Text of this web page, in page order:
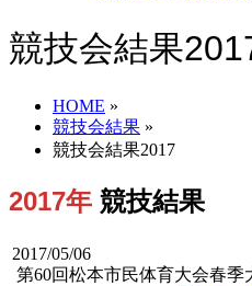
競技会結果
HOME »
競技会結果 »
競技会結果2017
2017年 競技結果
2017/05/06
第60回松本市民体育大会春季